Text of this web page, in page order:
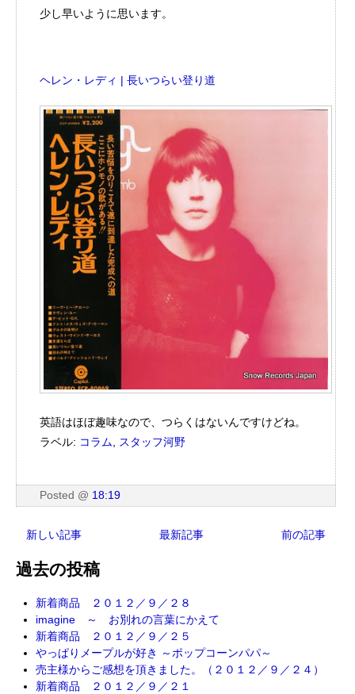
少し早いように思います。
ヘレン・レディ | 長いつらい登り道
英語はほぼ趣味なので、つらくはないんですけどね。
ラベル: コラム スタッフ河野
Posted @ 18:19
新しい記事 最新記事 前の記事
過去の投稿
新着商品 ２０１２／９／２８
imagine ～ お別れの言葉にかえて
新着商品 ２０１２／９／２５
やっぱりメープルが好き ～ポップコーンパパ～
売主様からご感想を頂きました。（２０１２／９／２４）
新着商品 ２０１２／９／２１